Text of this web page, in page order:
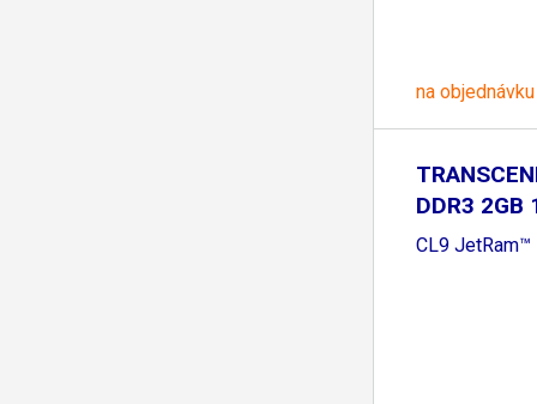
na objednávku
DDR3 2GB
256Mx8
CL9 JetRam™